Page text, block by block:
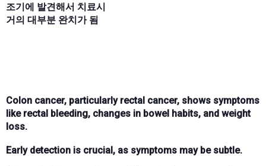
조기에 발견해서 치료시
거의 대부분 완치가 됨
Colon cancer, particularly rectal cancer, shows symptoms
like rectal bleeding, changes in bowel habits, and weight
loss.
Early detection is crucial, as symptoms may be subtle.